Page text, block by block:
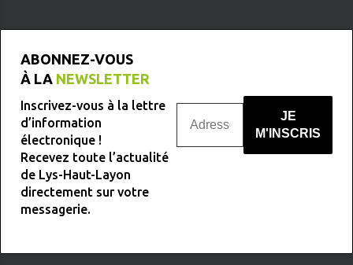
ABONNEZ-VOUS
À LA NEWSLETTER
Inscrivez-vous à la lettre
d’information
électronique !
Recevez toute l’actualité
de Lys-Haut-Layon
directement sur votre
messagerie.